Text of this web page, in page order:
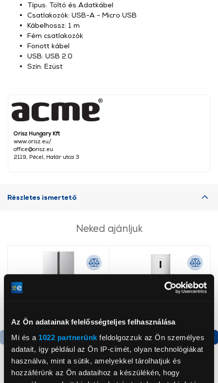
Az Ön adatainak felelősségteljes felhasználása
Mi és a 1022 partnerünk feldolgozzuk az Ön személyes
adatait, így például az Ön IP-címét, olyan technológiákat
használva, mint a sütik, amelyekkel tárolhatjuk és
hozzáférünk az Ön adataihoz a készülékén, hogy
Orisz Hungary Kft
www.orisz.eu/
office@orisz.eu
2119, Pécel, Határ utca 3
Típus: Töltő és Adatkábel
Csatlakozók: USB-A - Micro USB
Kábelhossz: 1 m
Fém csatlakozók
Fonott kábel
USB: USB 2.0
Szín: Ezüst
Részletes ismertető
Neked ajánljuk
Termék adatlap Termék adatlap